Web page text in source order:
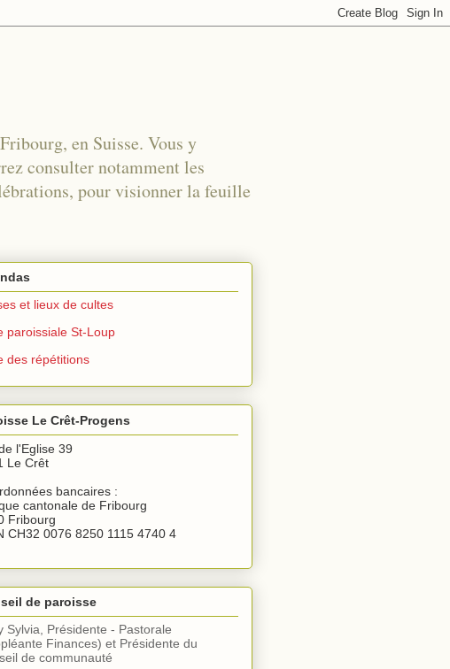
en Suisse. Vous y
consulter notamment les
pour visionner la feuille
et lieux de cultes
paroissiale St-Loup
des répétitions
Le Crêt-Progens
l'Eglise 39
Le Crêt
bancaires :
cantonale de Fribourg
Fribourg
CH32 0076 8250 1115 4740 4
de paroisse
Sylvia, Présidente - Pastorale
Finances) et Présidente du
de communauté